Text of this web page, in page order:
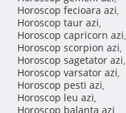
Horoscop fecioara azi,
Horoscop taur azi,
Horoscop capricorn azi,
Horoscop scorpion azi,
Horoscop sagetator azi,
Horoscop varsator azi,
Horoscop pesti azi,
Horoscop leu azi,
Horoscop balanta azi